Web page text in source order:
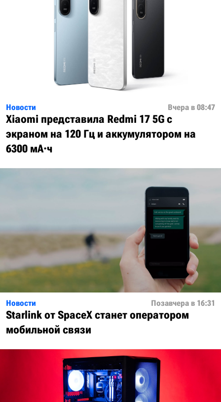
Новости Вчера в 08:47
Xiaomi представила Redmi 17 5G с
экраном на 120 Гц и аккумулятором на
6300 мА·ч
Новости Позавчера в 16:31
Starlink от SpaceX станет оператором
мобильной связи